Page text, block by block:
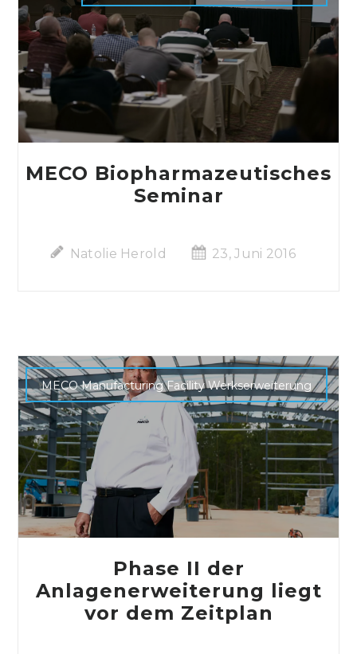
MECO Biopharmazeutisches
Seminar
Natolie Herold 23, Juni 2016
MECO Manufacturing Facility Werkserweiterung
Phase II der
Anlagenerweiterung liegt
vor dem Zeitplan